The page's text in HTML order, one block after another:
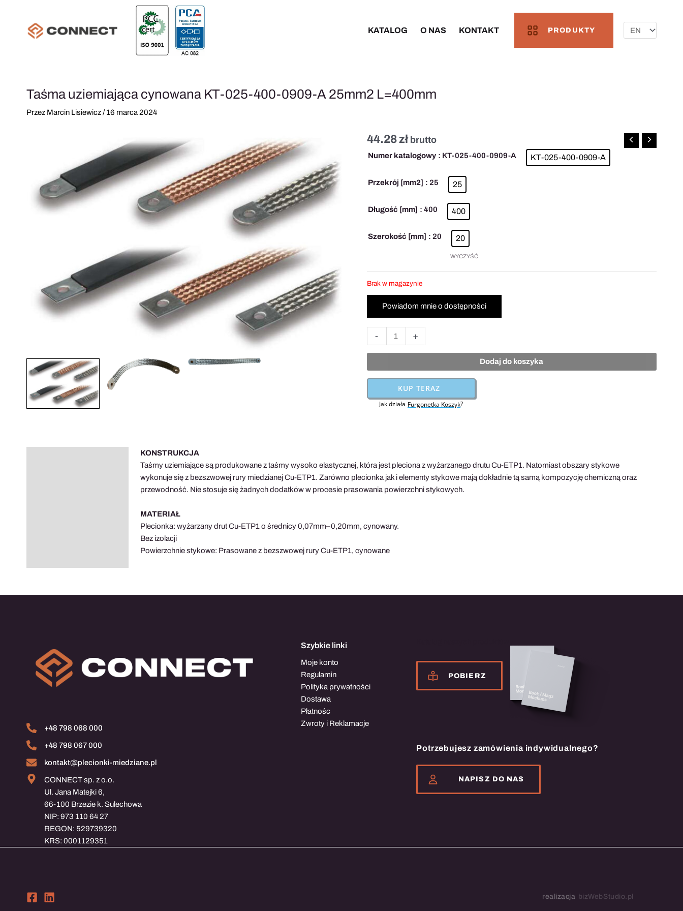
KATALOG O NAS KONTAKT PRODUKTY
Taśma uziemiająca cynowana KT-025-400-0909-A 25mm2 L=400mm
Przez Marcin Lisiewicz/16 marca 2024
44.28zł brutto
Numer katalogowy : KT-025-400-0909-A KT-025-400-0909-A
Przekrój [mm2] : 25 25
Długość [mm] : 400 400
Szerokość [mm] : 20 20
WYCZYŚĆ
Brak w magazynie
-
ilość
Taśma
KT-
400-
A
+
Dodaj do koszyka
KUP TERAZ
Jak działa Furgonetka Koszyk?
KONSTRUKCJA
Taśmy uziemiające są produkowane z taśmy wysoko elastycznej, która jest pleciona z wyżarzanego drutu Cu-ETP1. Natomiast obszary stykowe
wykonuje się z bezszwowej rury miedzianej Cu-ETP1. Zarówno plecionka jak i elementy stykowe mają dokładnie tą samą kompozycję chemiczną oraz
przewodność. Nie stosuje się żadnych dodatków w procesie prasowania powierzchni stykowych.
MATERIAŁ
Plecionka: wyżarzany drut Cu-ETP1 o średnicy 0,07mm–0,20mm, cynowany.
Bez izolacji
Powierzchnie stykowe: Prasowane z bezszwowej rury Cu-ETP1, cynowane
+48 798 068 000
+48 798 067 000
kontakt@plecionki-miedziane.pl
CONNECT sp. z o.o.
Ul. Jana Matejki 6,
66-100 Brzezie k. Sulechowa
NIP: 973 110 64 27
REGON: 529739320
KRS: 0001129351
Szybkie linki
Moje konto
Regulamin
Polityka prywatności
Dostawa
Płatnośc
Zwroty i Reklamacje
POBIERZ
Potrzebujesz zamówienia indywidualnego?
NAPISZ DO NAS
realizacja bizWebStudio.pl